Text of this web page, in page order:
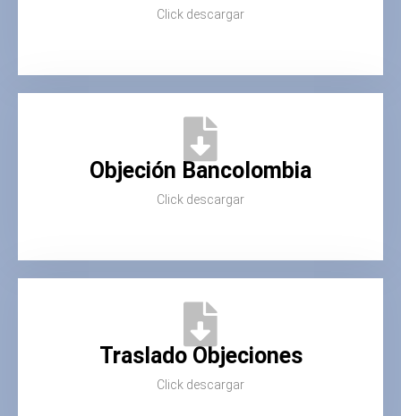
Click descargar
Objeción Bancolombia
Click descargar
Traslado Objeciones
Click descargar